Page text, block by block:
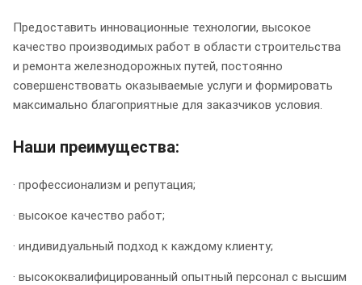
Предоставить инновационные технологии, высокое
качество производимых работ в области строительства
и ремонта железнодорожных путей, постоянно
совершенствовать оказываемые услуги и формировать
максимально благоприятные для заказчиков условия.
Наши преимущества:
· профессионализм и репутация;
· высокое качество работ;
· индивидуальный подход к каждому клиенту;
· высококвалифицированный опытный персонал с высшим